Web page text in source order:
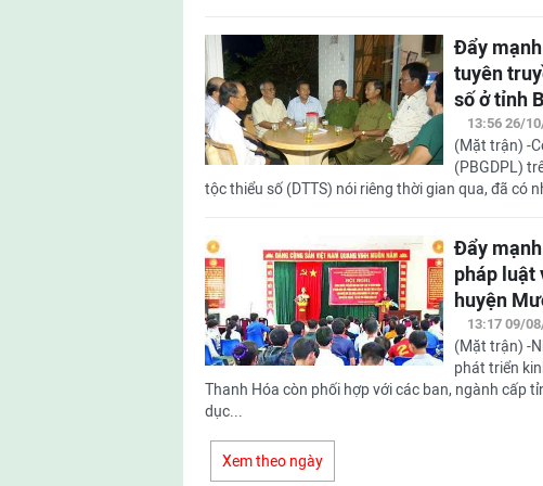
Đẩy
tuyên
số ở tỉnh
13:56 26/
(Mặt trận) -
(PBGDPL)
tộc thiểu số (DTTS) nói riêng thời gian qua, đã có
Đẩy
pháp luật
huyện
13:17 09/
(Mặt trận) -
phát triển
Thanh Hóa còn phối hợp với các ban, ngành cấp
dục...
Xem theo ngày